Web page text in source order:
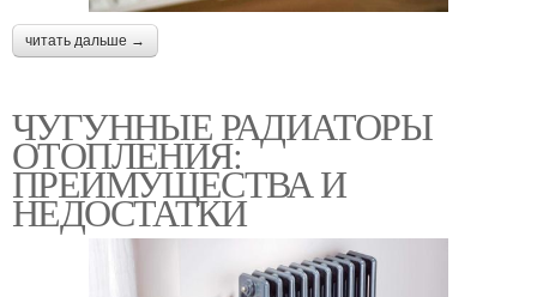
читать дальше →
ЧУГУННЫЕ РАДИАТОРЫ
ОТОПЛЕНИЯ:
ПРЕИМУЩЕСТВА И
НЕДОСТАТКИ